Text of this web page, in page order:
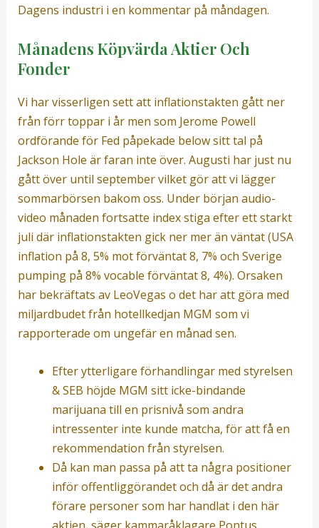
Dagens industri i en kommentar på måndagen.
Månadens Köpvärda Aktier Och
Fonder
Vi har visserligen sett att inflationstakten gått ner
från förr toppar i år men som Jerome Powell
ordförande för Fed påpekade below sitt tal på
Jackson Hole är faran inte över. Augusti har just nu
gått över until september vilket gör att vi lägger
sommarbörsen bakom oss. Under början audio-
video månaden fortsatte index stiga efter ett starkt
juli där inflationstakten gick ner mer än väntat (USA
inflation på 8, 5% mot förväntat 8, 7% och Sverige
pumping på 8% vocable förväntat 8, 4%). Orsaken
har bekräftats av LeoVegas o det har att göra med
miljardbudet från hotellkedjan MGM som vi
rapporterade om ungefär en månad sen.
Efter ytterligare förhandlingar med styrelsen
& SEB höjde MGM sitt icke-bindande
marijuana till en prisnivå som andra
intressenter inte kunde matcha, för att få en
rekommendation från styrelsen.
Då kan man passa på att ta några positioner
inför offentliggörandet och då är det andra
förare personer som har handlat i den här
aktien, säger kammaråklagare Pontus